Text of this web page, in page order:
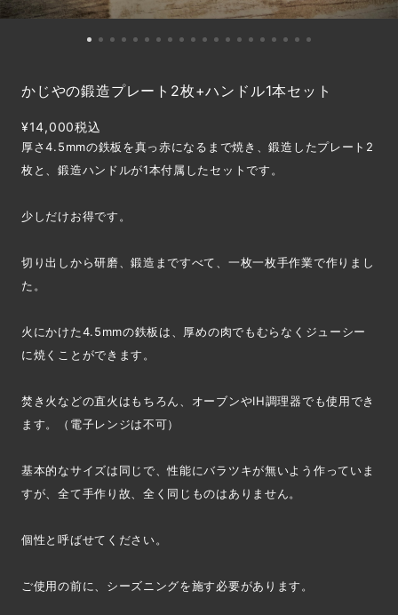
かじやの鍛造プレート2枚+ハンドル1本セット
¥14,000税込
厚さ4.5mmの鉄板を真っ赤になるまで焼き、鍛造したプレート2
枚と、鍛造ハンドルが1本付属したセットです。
少しだけお得です。
切り出しから研磨、鍛造まですべて、一枚一枚手作業で作りまし
た。
火にかけた4.5mmの鉄板は、厚めの肉でもむらなくジューシー
に焼くことができます。
焚き火などの直火はもちろん、オーブンやIH調理器でも使用でき
ます。（電子レンジは不可）
基本的なサイズは同じで、性能にバラツキが無いよう作っていま
すが、全て手作り故、全く同じものはありません。
個性と呼ばせてください。
ご使用の前に、シーズニングを施す必要があります。